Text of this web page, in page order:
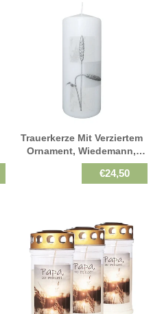
Trauerkerze Mit Verziertem
Ornament, Wiedemann,
200/78 Mm, Gedenkkerzen
€24,50